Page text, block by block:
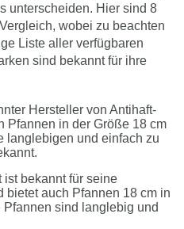
unterscheiden. Hier sind 8
wobei zu beachten
Liste aller verfügbaren
sind bekannt für ihre
Hersteller von Antihaft-
Pfannen in der Größe 18 cm
langlebigen und einfach zu
ist bekannt für seine
bietet auch Pfannen 18 cm in
sind langlebig und